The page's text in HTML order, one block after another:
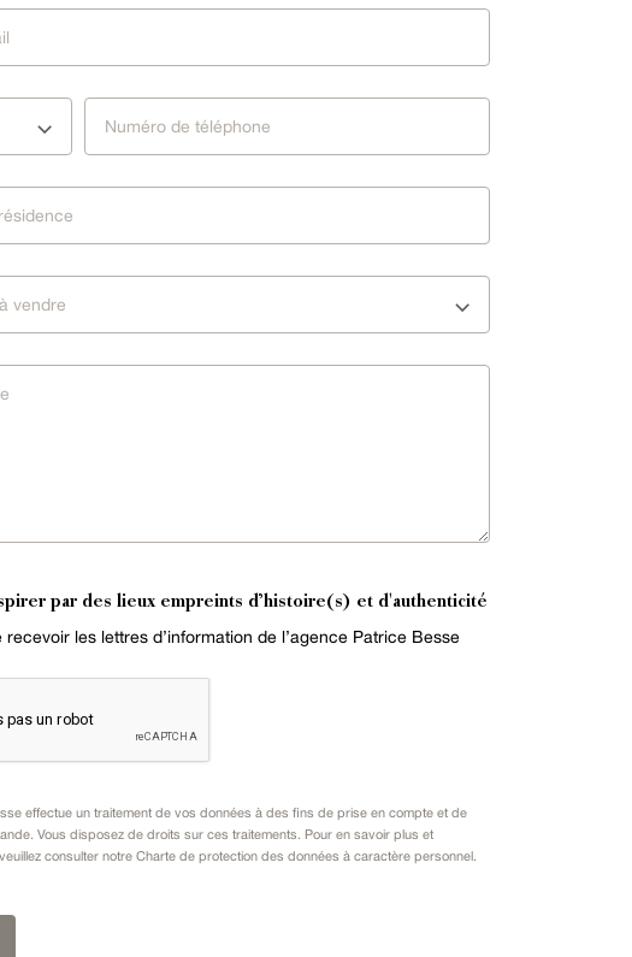
vendre
par des lieux empreints d’histoire(s) et d'authenticité
recevoir les lettres d’information de l’agence Patrice Besse
effectue un traitement de vos données à des fins de prise en compte et de
Vous disposez de droits sur ces traitements. Pour en savoir plus et
consulter notre Charte de protection des données à caractère personnel .